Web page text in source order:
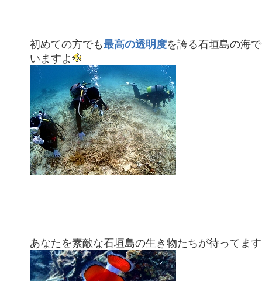
初めての方でも最高の透明度を誇る石垣島の海
いますよ
あなたを素敵な石垣島の生き物たちが待ってま